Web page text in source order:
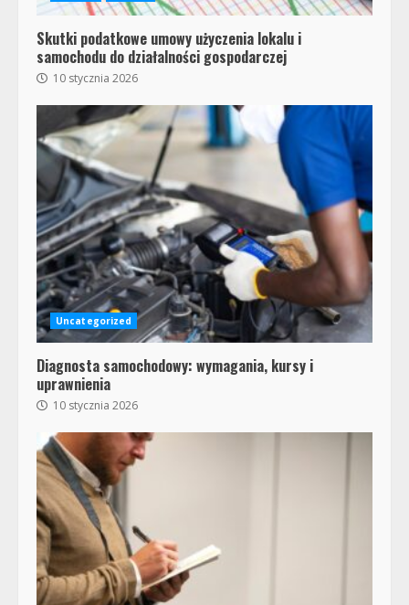
Skutki podatkowe umowy użyczenia lokalu i
samochodu do działalności gospodarczej
10 stycznia 2026
Uncategorized
Diagnosta samochodowy: wymagania, kursy i
uprawnienia
10 stycznia 2026